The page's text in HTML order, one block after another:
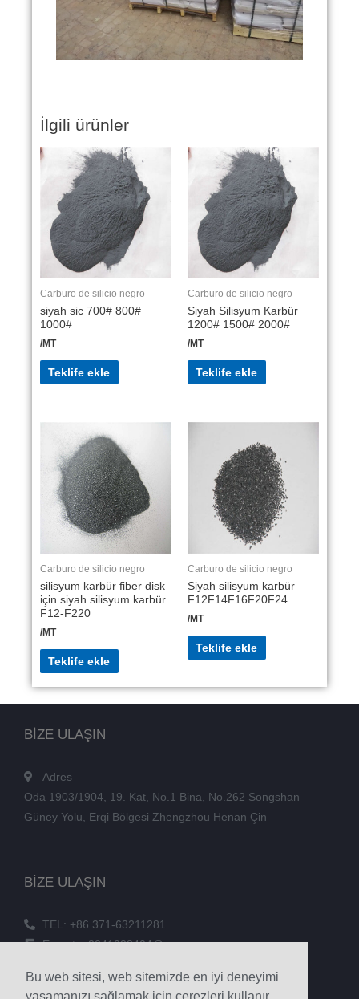
Bu web sitesi, web sitemizde en iyi deneyimi
İlgili ürünler
Carburo de silicio negro
siyah sic 700# 800#
1000#
/MT
Teklife ekle
Carburo de silicio negro
Siyah Silisyum Karbür
1200# 1500# 2000#
/MT
Teklife ekle
Carburo de silicio negro
silisyum karbür fiber disk
için siyah silisyum karbür
F12-F220
/MT
Teklife ekle
Carburo de silicio negro
Siyah silisyum karbür
F12F14F16F20F24
/MT
Teklife ekle
BİZE ULAŞIN
TEL: +86 371-63211281
E-posta: 3241038404@qq.com
Telefon: +86 18039336686
BİZE ULAŞIN
Adres
Oda 1903/1904, 19. Kat, No.1 Bina, No.262 Songshan
Güney Yolu, Erqi Bölgesi Zhengzhou Henan Çin